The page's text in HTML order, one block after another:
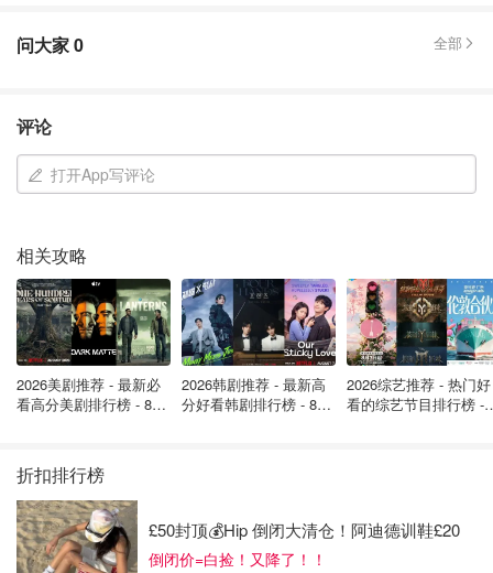
开箱：1000英镑奢侈百货拉炮里面有
圣诞“水逆”！英国小镇水管爆裂致多户
家庭断水，南方水务公司被指“失职”！
省钱君 164
小不列颠晒晒君
问大家0 全部
评论
打开App写评论
相关攻略
2026美剧推荐 - 最新必
看高分美剧排行榜 - 8月
2026韩剧推荐 - 最新高
分好看韩剧排行榜 - 8月
2026综艺推荐 - 热门好
看的综艺节目排行榜 -
折扣排行榜
£50封顶💰Hip 倒闭大清仓！阿迪德训鞋£20
倒闭价=白捡！又降了！！